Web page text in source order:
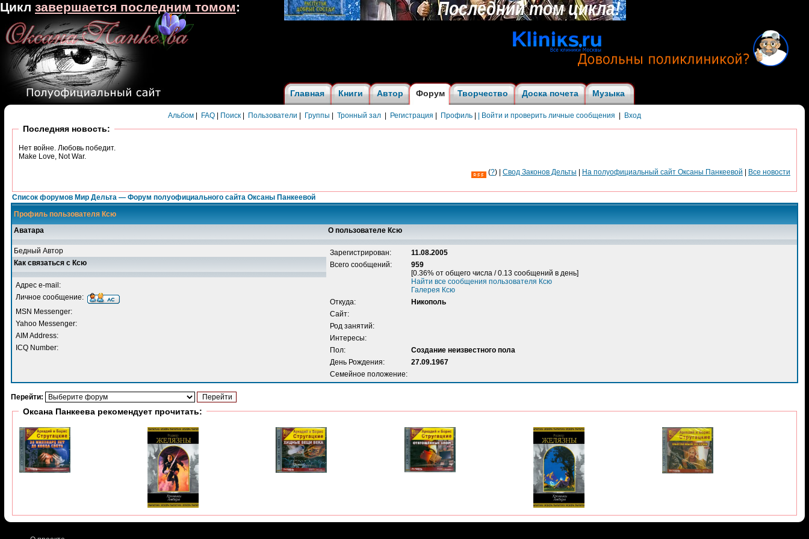
Главная Книги Автор Форум Творчество Доска почета Музыка
Альбом FAQ Поиск Пользователи Группы Тронный зал Регистрация Профиль | Войти и проверить личные сообщения Вход
Последняя новость:
Нет войне. Любовь победит.
Make Love, Not War.
(?) | Cвод Законов Дельты На полуофициальный сайт Оксаны Панкеевой Все новости
Список форумов Мир Дельта — Форум полуофициального сайта Оксаны Панкеевой
Профиль пользователя Ксю
Аватара
О пользователе Ксю
Бедный Автор Зарегистрирован:
11.08.2005
Всего сообщений:
959
[0.36% от общего числа / 0.13 сообщений в день]
Найти все сообщения пользователя Ксю
Галерея Ксю
Откуда:
Никополь
Сайт:
Род занятий:
Интересы:
Пол:
Создание неизвестного пола
День Рождения:
27.09.1967
Семейное положение:
Как связаться с Ксю
Адрес e-mail:
Личное сообщение:
MSN Messenger:
Yahoo Messenger:
AIM Address:
ICQ Number:
Перейти:
Оксана Панкеева рекомендует прочитать:
Цикл завершается последним томом: